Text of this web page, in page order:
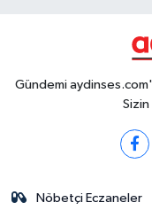
Gündemi
Nöbetçi Eczaneler